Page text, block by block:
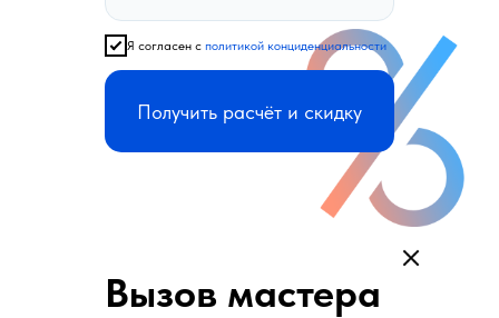
Я согласен с политикой конциденциальности
Получить расчёт и скидку
Вызов мастера